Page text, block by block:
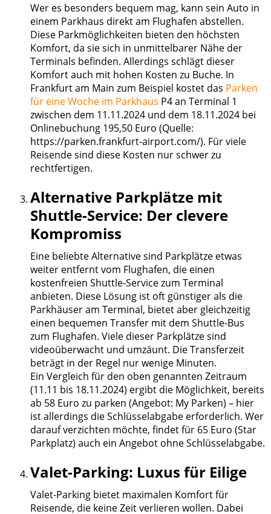
Wer es besonders bequem mag, kann sein Auto in
einem Parkhaus direkt am Flughafen abstellen.
Diese Parkmöglichkeiten bieten den höchsten
Komfort, da sie sich in unmittelbarer Nähe der
Terminals befinden. Allerdings schlägt dieser
Komfort auch mit hohen Kosten zu Buche. In
Frankfurt am Main zum Beispiel kostet das Parken
für eine Woche im Parkhaus P4 an Terminal 1
zwischen dem 11.11.2024 und dem 18.11.2024 bei
Onlinebuchung 195,50 Euro (Quelle:
https://parken.frankfurt-airport.com/). Für viele
Reisende sind diese Kosten nur schwer zu
rechtfertigen.
Alternative Parkplätze mit
Shuttle-Service: Der clevere
Kompromiss
Eine beliebte Alternative sind Parkplätze etwas
weiter entfernt vom Flughafen, die einen
kostenfreien Shuttle-Service zum Terminal
anbieten. Diese Lösung ist oft günstiger als die
Parkhäuser am Terminal, bietet aber gleichzeitig
einen bequemen Transfer mit dem Shuttle-Bus
zum Flughafen. Viele dieser Parkplätze sind
videoüberwacht und umzäunt. Die Transferzeit
beträgt in der Regel nur wenige Minuten.
Ein Vergleich für den oben genannten Zeitraum
(11.11 bis 18.11.2024) ergibt die Möglichkeit, bereits
ab 58 Euro zu parken (Angebot: My Parken) – hier
ist allerdings die Schlüsselabgabe erforderlich. Wer
darauf verzichten möchte, findet für 65 Euro (Star
Parkplatz) auch ein Angebot ohne Schlüsselabgabe.
Valet-Parking: Luxus für Eilige
Valet-Parking bietet maximalen Komfort für
Reisende, die keine Zeit verlieren wollen. Dabei